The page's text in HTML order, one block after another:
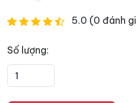
5.0 (0 đánh
Số lượng: